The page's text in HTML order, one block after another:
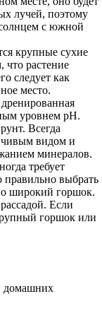
лучей, поэтому
с южной
крупные сухие
что растение
следует как
место.
уровнем pH.
Всегда
видом и
минералов.
требует
правильно выбрать
широкий горшок.
Если
горшок или
домашних